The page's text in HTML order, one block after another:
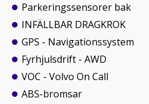
Parkeringssensorer bak
INFÄLLBAR DRAGKROK
GPS - Navigationssystem
Fyrhjulsdrift - AWD
VOC - Volvo On Call
ABS-bromsar